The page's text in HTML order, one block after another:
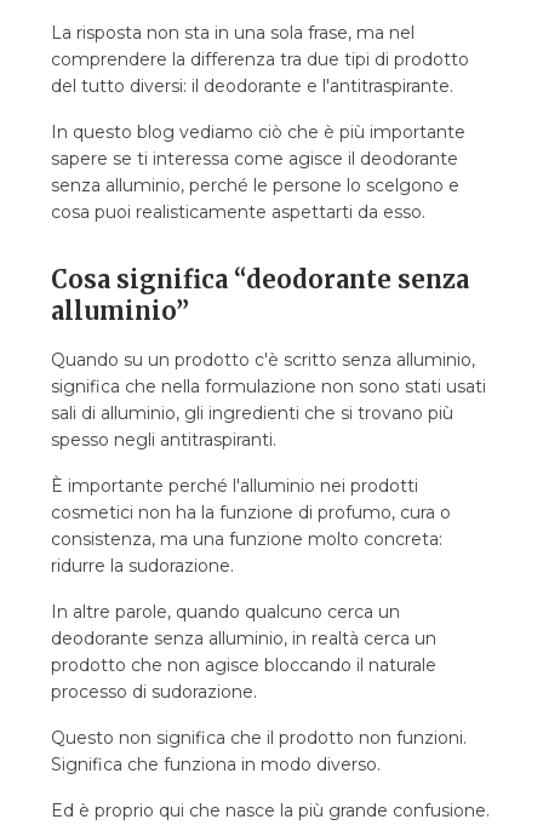
La risposta non sta in una sola frase, ma nel
comprendere la differenza tra due tipi di prodotto
del tutto diversi: il deodorante e l'antitraspirante.
In questo blog vediamo ciò che è più importante
sapere se ti interessa come agisce il deodorante
senza alluminio, perché le persone lo scelgono e
cosa puoi realisticamente aspettarti da esso.
Cosa significa “deodorante senza
alluminio”
Quando su un prodotto c'è scritto senza alluminio,
significa che nella formulazione non sono stati usati
sali di alluminio, gli ingredienti che si trovano più
spesso negli antitraspiranti.
È importante perché l'alluminio nei prodotti
cosmetici non ha la funzione di profumo, cura o
consistenza, ma una funzione molto concreta:
ridurre la sudorazione.
In altre parole, quando qualcuno cerca un
deodorante senza alluminio, in realtà cerca un
prodotto che non agisce bloccando il naturale
processo di sudorazione.
Questo non significa che il prodotto non funzioni.
Significa che funziona in modo diverso.
Ed è proprio qui che nasce la più grande confusione.